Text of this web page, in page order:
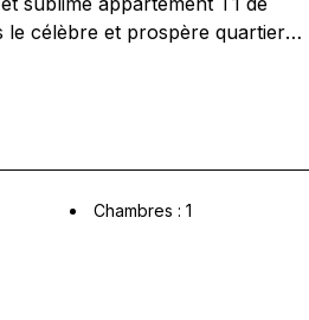
célèbre et prospère quartier
bain avec WC. Appartement
Chambres : 1